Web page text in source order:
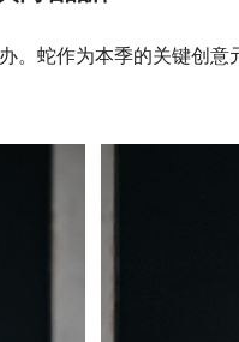
。蛇作为本季的关键创